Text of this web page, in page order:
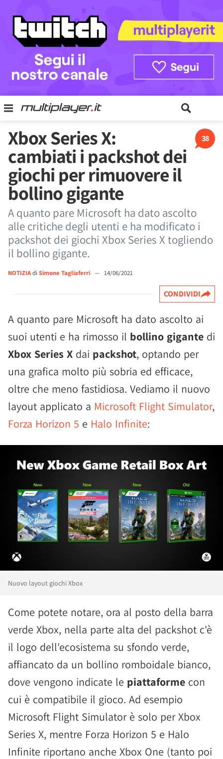
38
Xbox Series X:
cambiati i packshot dei
giochi per rimuovere il
bollino gigante
A quanto pare Microsoft ha dato ascolto
alle critiche degli utenti e ha modificato i
packshot dei giochi Xbox Series X togliendo
il bollino gigante.
NOTIZIAdi Simone Tagliaferri — 14/06/2021
CONDIVIDI
A quanto pare Microsoft ha dato ascolto ai
suoi utenti e ha rimosso il bollino gigante di
Xbox Series X dai packshot, optando per
una grafica molto più sobria ed efficace,
oltre che meno fastidiosa. Vediamo il nuovo
layout applicato a Microsoft Flight Simulator,
Forza Horizon 5 e Halo Infinite:
Nuovo layout giochi Xbox
Come potete notare, ora al posto della barra
verde Xbox, nella parte alta del packshot c'è
il logo dell'ecosistema su sfondo verde,
affiancato da un bollino romboidale bianco,
dove vengono indicate le piattaforme con
cui è compatibile il gioco. Ad esempio
Microsoft Flight Simulator è solo per Xbox
Series X, mentre Forza Horizon 5 e Halo
Infinite riportano anche Xbox One (tanto poi